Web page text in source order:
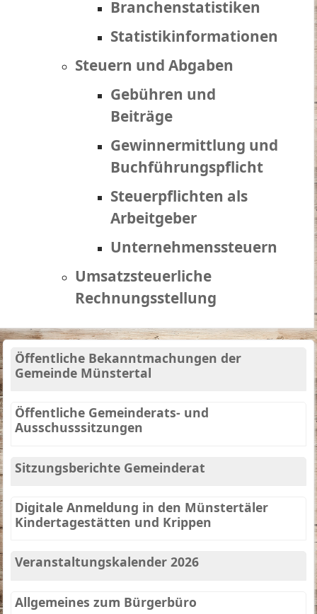
Branchenstatistiken
Statistikinformationen
Steuern und Abgaben
Gebühren und
Beiträge
Gewinnermittlung und
Buchführungspflicht
Steuerpflichten als
Arbeitgeber
Unternehmenssteuern
Umsatzsteuerliche
Rechnungsstellung
Öffentliche Bekanntmachungen der
Gemeinde Münstertal
Öffentliche Gemeinderats- und
Ausschusssitzungen
Sitzungsberichte Gemeinderat
Digitale Anmeldung in den Münstertäler
Kindertagestätten und Krippen
Veranstaltungskalender 2026
Allgemeines zum Bürgerbüro